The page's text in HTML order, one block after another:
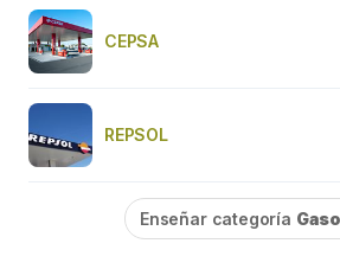
CEPSA
REPSOL
Enseñar categoría